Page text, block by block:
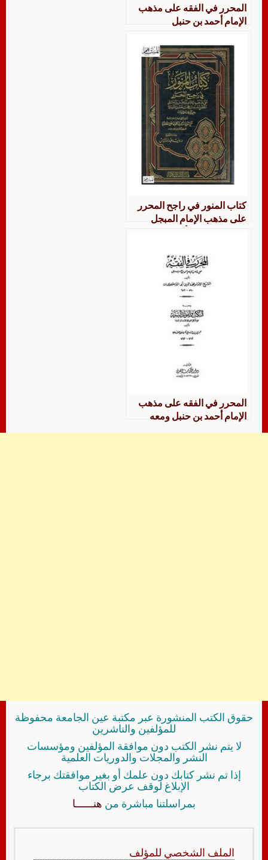
المحرر في الفقه على مذهب
الإمام أحمد بن حنبل
كتاب المنور في راجح المحرر
على مذهب الإمام المبجل
محمد بن علي الأدمي – تحقيق
وليد عبد الله المنيس
المحرر في الفقه على مذهب
الإمام أحمد بن حنبل ومعه
حقوق الكتب المنشورة عبر مكتبة عين الجامعة محفوظة
للمؤلفين والناشرين
لا يتم نشر الكتب دون موافقة المؤلفين ومؤسسات
النشر والمجلات والدوريات العلمية
إذا تم نشر كتابك دون علمك أو بغير موافقتك برجاء
الإبلاغ لوقف عرض الكتاب
بمراسلتنا مباشرة من هنــــــا
الملف الشخصي للمؤلف